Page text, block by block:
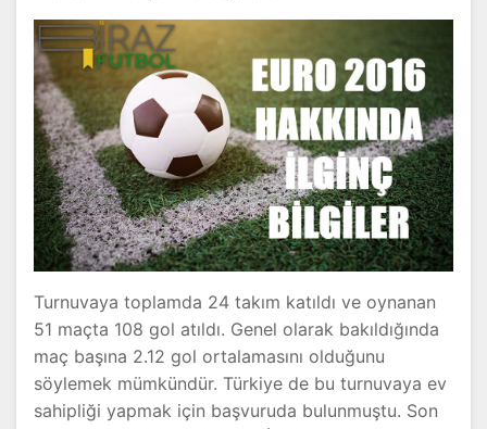
Turnuvaya toplamda 24 takım katıldı ve oynanan
51 maçta 108 gol atıldı. Genel olarak bakıldığında
maç başına 2.12 gol ortalamasını olduğunu
söylemek mümkündür. Türkiye de bu turnuvaya ev
sahipliği yapmak için başvuruda bulunmuştu. Son